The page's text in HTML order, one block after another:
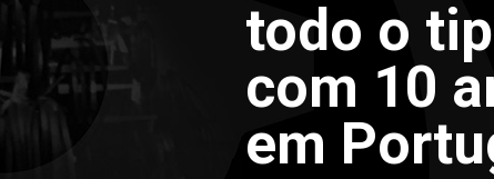
todo o
com 10
em